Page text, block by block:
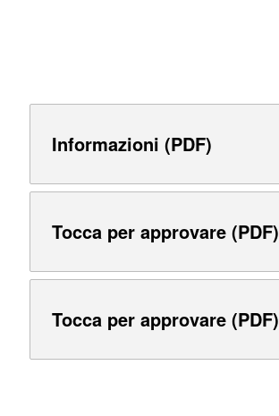
Informazioni (PDF)
Tocca per approvare (PDF)
Tocca per approvare (PDF)